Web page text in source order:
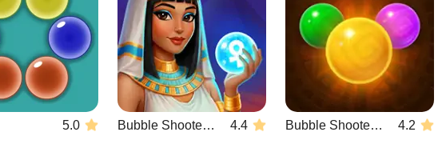
5.0 Bubble Shooter Wonders of Egypt 4.4 Bubble Shooter Temple Jewels 4.2